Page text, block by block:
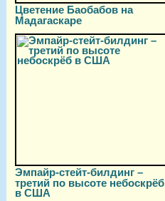
Цветение Баобабов на
Мадагаскаре
Эмпайр-стейт-билдинг –
третий по высоте небоскрёб
в США